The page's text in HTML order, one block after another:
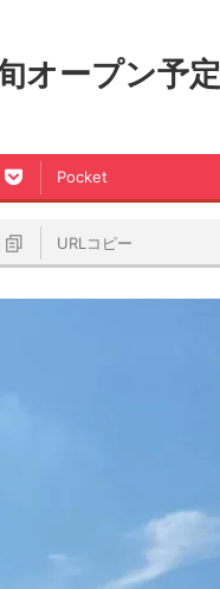
オープン予定
Pocket
URLコピー